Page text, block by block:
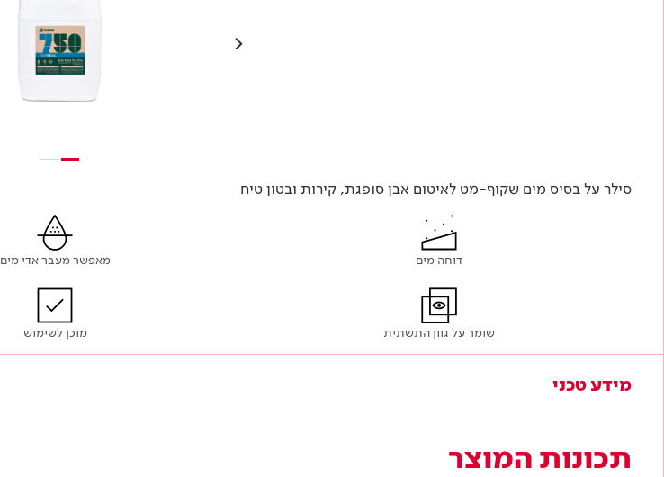
סילר על בסיס מים שקוף-מט לאיטום אבן סופגת, קירות ובטון טיח
דוחה מים מאפשר מעבר אדי מים
שומר על גוון התשתית מוכן לשימוש
מידע טכני
תכונות המוצר